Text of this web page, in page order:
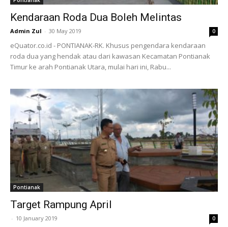
Kendaraan Roda Dua Boleh Melintas
Admin Zul - 30 May 2019 0
eQuator.co.id - PONTIANAK-RK. Khusus pengendara kendaraan
roda dua yang hendak atau dari kawasan Kecamatan Pontianak
Timur ke arah Pontianak Utara, mulai hari ini, Rabu...
Pontianak
Target Rampung April
- 10 January 2019 0